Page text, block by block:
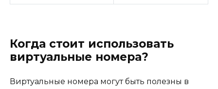
Когда стоит использовать
виртуальные номера?
Виртуальные номера могут быть полезны в